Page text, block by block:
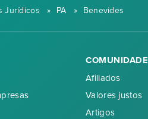
Jurídicos » PA » Benevides
COMUNIDADE
Afiliados
Valores justos
Artigos